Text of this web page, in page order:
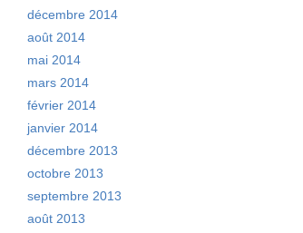
décembre 2014
août 2014
mai 2014
mars 2014
février 2014
janvier 2014
décembre 2013
octobre 2013
septembre 2013
août 2013